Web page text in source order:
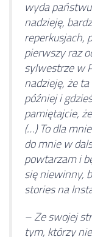
wyda
nadzieję,
reperkusjach,
pierwszy raz
sylwestrze w
nadzieję, że
później i
pamiętajcie,
(…) To dla
do mnie w
powtarzam i
się niewinny,
stories na
– Ze swojej
tym, którzy